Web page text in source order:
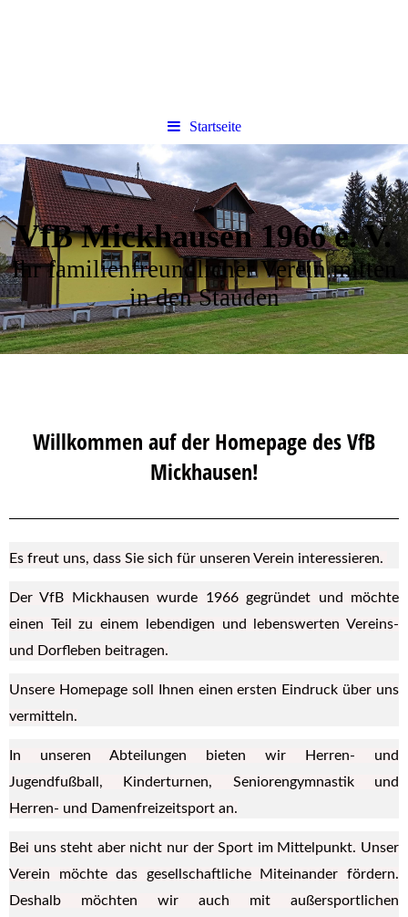
Startseite
VfB Mickhausen 1966 e. V.
Ihr familienfreundlicher Verein mitten
in den Stauden
Willkommen auf der Homepage des VfB
Mickhausen!
Es freut uns, dass Sie sich für unseren Verein interessieren.
Der VfB Mickhausen wurde 1966 gegründet und möchte
einen Teil zu einem lebendigen und lebenswerten Vereins-
und Dorfleben beitragen.
Unsere Homepage soll Ihnen einen ersten Eindruck über uns
vermitteln.
In unseren Abteilungen bieten wir Herren- und
Jugendfußball, Kinderturnen, Seniorengymnastik und
Herren- und Damenfreizeitsport an.
Bei uns steht aber nicht nur der Sport im Mittelpunkt. Unser
Verein möchte das gesellschaftliche Miteinander fördern.
Deshalb möchten wir auch mit außersportlichen